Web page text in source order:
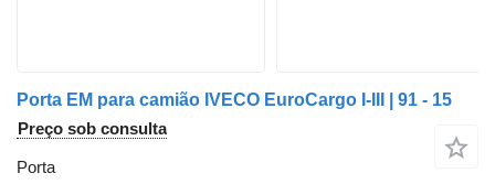
Porta EM para camião IVECO EuroCargo I-III | 91 - 15
Preço sob consulta
Porta